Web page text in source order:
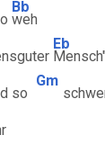
Bb
weh
Eb
Mensch"
so
Gm